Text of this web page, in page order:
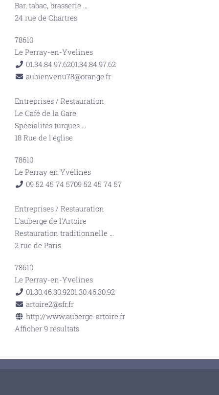
Bar, tabac, brasserie ...
24 rue de Chartres
78610
Le Perray-en-Yvelines
01.34.84.97.6201.34.84.97.62
aubienvenu78@orange.fr
Entreprises / Restauration
Le Café de la Gare
Spécialités turques ...
18 Rue de l’église
78610
Le Perray en Yvelines
09 52 45 74 5709 52 45 74 57
Entreprises / Restauration
L'auberge de l'Artoire
Restauration traditionnelle ...
2 rue de Paris
78610
Le Perray-en-Yvelines
01.30.46.30.9201.30.46.30.92
artoire2@sfr.fr
http://www.auberge-artoire.fr
Afficher 9 résultats